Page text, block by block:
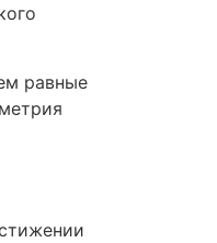
равные